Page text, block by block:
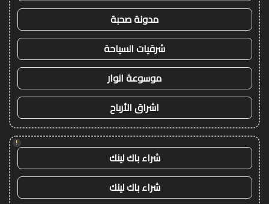
مدونة صحبة
شرقيات السياحة
موسوعة انوار
اشراق الأرباح
!
شراء باك لينك
شراء باك لينك